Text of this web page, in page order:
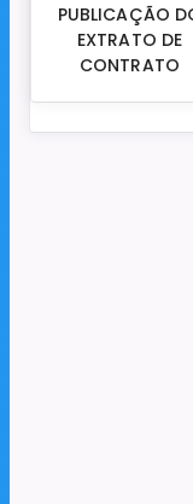
PUBLICAÇÃO
EXTRATO DE
CONTRATO